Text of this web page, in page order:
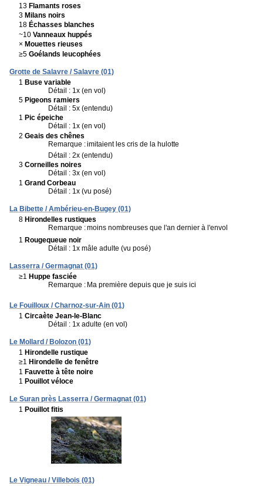
13 Flamants roses
3 Milans noirs
18 Échasses blanches
~10 Vanneaux huppés
× Mouettes rieuses
≥5 Goélands leucophées
Grotte de Salavre / Salavre (01)
1 Buse variable
Détail : 1x (en vol)
5 Pigeons ramiers
Détail : 5x (entendu)
1 Pic épeiche
Détail : 1x (en vol)
2 Geais des chênes
Remarque :imitaient les cris de la hulotte
Détail : 2x (entendu)
3 Corneilles noires
Détail : 3x (en vol)
1 Grand Corbeau
Détail : 1x (vu posé)
La Bibette / Ambérieu-en-Bugey (01)
8 Hirondelles rustiques
Remarque :moins nombreuses que l'an dernier à l'envol
1 Rougequeue noir
Détail : 1x mâle adulte (vu posé)
Lasserra / Germagnat (01)
≥1 Huppe fasciée
Remarque : Ma première depuis que je suis ici
Le Fouilloux / Charnoz-sur-Ain (01)
1 Circaète Jean-le-Blanc
Détail : 1x adulte (en vol)
Le Mollard / Bolozon (01)
1 Hirondelle rustique
≥1 Hirondelle de fenêtre
1 Fauvette à tête noire
1 Pouillot véloce
Le Suran près Lasserra / Germagnat (01)
1 Pouillot fitis
Le Vigneau / Villebois (01)